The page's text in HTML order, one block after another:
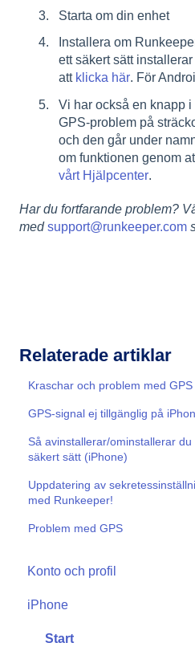
Starta om din enhet
Installera om
ett säkert sätt
att klicka här. För
Vi har också en knapp
GPS-problem på
och den går under
om funktionen genom
vårt Hjälpcenter.
Har du fortfarande problem?
medsupport@runkeeper.com
Relaterade artiklar
Kraschar och problem med GPS
GPS-signal ej tillgänglig på
Så avinstallerar/ominstallerar
säkert sätt (iPhone)
Uppdatering av
med Runkeeper!
Problem med GPS
Konto och profil
iPhone
Start